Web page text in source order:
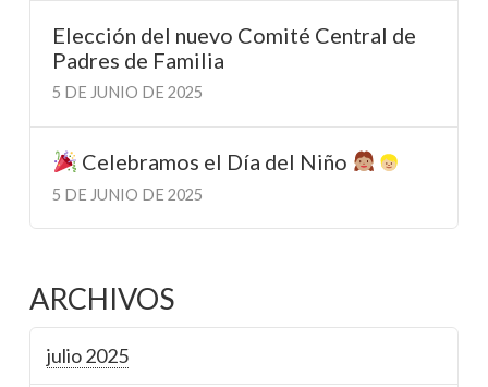
Elección del nuevo Comité Central de
Padres de Familia
5 DE JUNIO DE 2025
Celebramos el Día del Niño
5 DE JUNIO DE 2025
ARCHIVOS
julio 2025